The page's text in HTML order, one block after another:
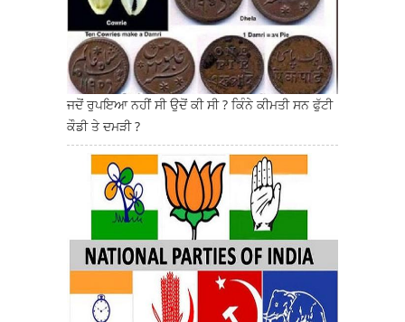
ਜਦੋਂ ਰੁਪਇਆ ਨਹੀਂ ਸੀ ਉਦੋਂ ਕੀ ਸੀ ? ਕਿੰਨੇ ਕੀਮਤੀ ਸਨ ਫੁੱਟੀ
ਕੌਡੀ ਤੇ ਦਮੜੀ ?